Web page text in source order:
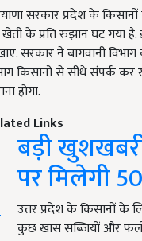
सरकार प्रदेश के
के प्रति रुझान घट गया
सरकार ने बागवानी
किसानों से सीधे संपर्क
होगा.
Links
बड़ी
पर मिलेगी
उत्तर प्रदेश के किसानों के
कुछ खास सब्जियों और